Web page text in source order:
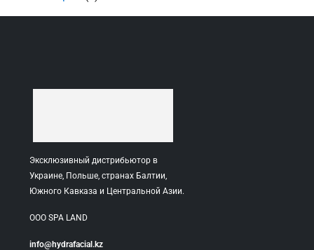
Эксклюзивный дистрибьютор в
Украине, Польше, странах Балтии,
Южного Кавказа и Центральной Азии.
ООО SPA LAND
info@hydrafacial.kz